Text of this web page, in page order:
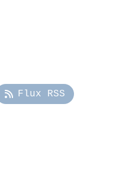
Flux RSS